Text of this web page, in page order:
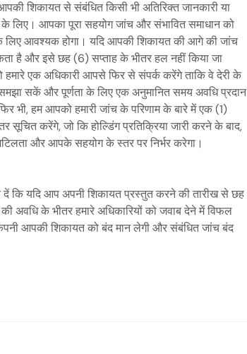
शिकायत से संबंधित किसी भी अतिरिक्त जानकारी या
लिए। आपका पूरा सहयोग जांच और संभावित समाधान को
आवश्यक होगा। यदि आपकी शिकायत की आगे की जांच
है और इसे छह (6) सप्ताह के भीतर हल नहीं किया जा
हमारे एक अधिकारी आपसे फिर से संपर्क करेंगे ताकि वे देरी के
सकें और पूर्णता के लिए एक अनुमानित समय अवधि प्रदान
भी, हम आपको हमारी जांच के परिणाम के बारे में एक (1)
सूचित करेंगे, जो कि होल्डिंग प्रतिक्रिया जारी करने के बाद,
और आपके सहयोग के स्तर पर निर्भर करेगा।
दें कि यदि आप अपनी शिकायत प्रस्तुत करने की तारीख से छह
अवधि के भीतर हमारे अधिकारियों को जवाब देने में विफल
आपकी शिकायत को बंद मान लेगी और संबंधित जांच बंद